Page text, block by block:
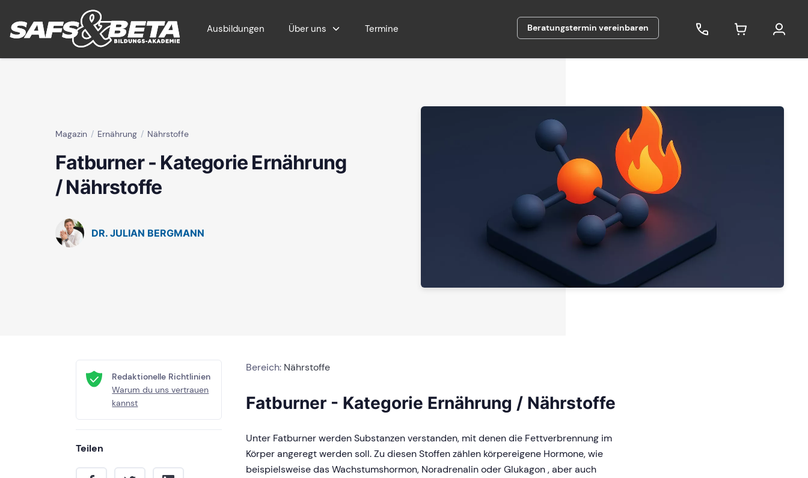
Ausbildungen Über uns Termine Beratungstermin vereinbaren
Magazin Ernährung Nährstoffe
Fatburner - Kategorie Ernährung
/ Nährstoffe
DR. JULIAN BERGMANN
Redaktionelle Richtlinien
Warum du uns vertrauen
kannst
Teilen
Bereich: Nährstoffe
Fatburner - Kategorie Ernährung / Nährstoffe
Unter Fatburner werden Substanzen verstanden, mit denen die Fettverbrennung im
Körper angeregt werden soll. Zu diesen Stoffen zählen körpereigene Hormone, wie
beispielsweise das Wachstumshormon, Noradrenalin oder Glukagon , aber auch